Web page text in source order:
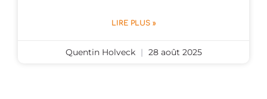
LIRE PLUS »
Quentin Holveck 28 août 2025